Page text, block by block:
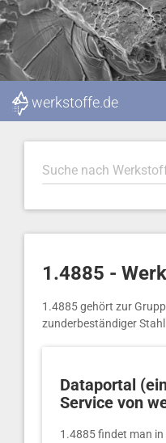
werkstoffe.de
1.4885 -
1.4885 gehört zur
zunderbeständiger Stahl
Dataportal
Service von
1.4885 findet man